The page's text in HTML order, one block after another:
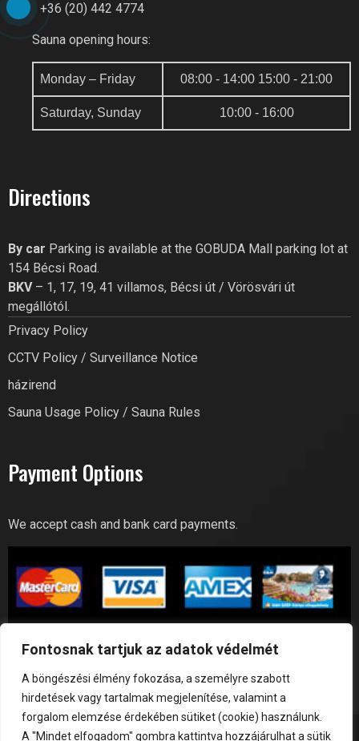
Fontosnak tartjuk az adatok védelmét
A böngészési élmény fokozása, a személyre szabott
hirdetések vagy tartalmak megjelenítése, valamint a
forgalom elemzése érdekében sütiket (cookie) használunk.
A "Mindet elfogadom" gombra kattintva hozzájárulhat a sütik
+36 (20) 442 4774
Sauna opening hours:
Monday – Friday 08:00 - 14:00 15:00 - 21:00
Saturday, Sunday 10:00 - 16:00
Directions
By car Parking is available at the GOBUDA Mall parking lot at
154 Bécsi Road.
BKV– 1, 17, 19, 41 villamos, Bécsi út / Vörösvári út
megállótól.
Privacy Policy
CCTV Policy / Surveillance Notice
házirend
Sauna Usage Policy / Sauna Rules
Payment Options
We accept cash and bank card payments.
Szia! Miben segíthetek? Kérdezz
bátran a GoBuda Fitness Club-